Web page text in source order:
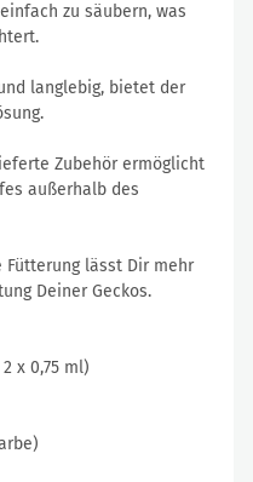
zu säubern, was
langlebig, bietet der
Zubehör ermöglicht
außerhalb des
Fütterung lässt Dir mehr
Deiner Geckos.
x 0,75 ml)